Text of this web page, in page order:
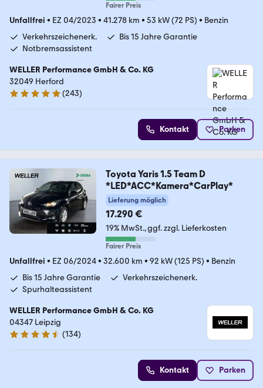
Fairer Preis
Unfallfrei • EZ 04/2023 • 41.278 km • 53 kW (72 PS) • Benzin
Verkehrszeichenerk.
Bis 15 Jahre Garantie
Notbremsassistent
WELLER Performance GmbH & Co. KG
32049 Herford
4.8 Sterne
(243)
Kontakt Parken
Toyota Yaris 1.5 Team D
*LED*ACC*Kamera*CarPlay*
Lieferung möglich
17.290 €
19% MwSt. ggf. zzgl. Lieferkosten
Fairer Preis
Unfallfrei • EZ 06/2024• 32.600 km • 92 kW (125 PS) • Benzin
Bis 15 Jahre Garantie
Verkehrszeichenerk.
Spurhalteassistent
WELLER Performance GmbH & Co. KG
04347 Leipzig
4.7 Sterne
(134)
Kontakt Parken